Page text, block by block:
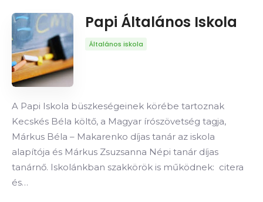
Papi Általános Iskola
Általános iskola
A Papi Iskola büszkeségeinek körébe tartoznak
Kecskés Béla költő, a Magyar írószövetség tagja,
Márkus Béla – Makarenko díjas tanár az iskola
alapítója és Márkus Zsuzsanna Népi tanár díjas
tanárnő. Iskolánkban szakkörök is működnek: citera
és…